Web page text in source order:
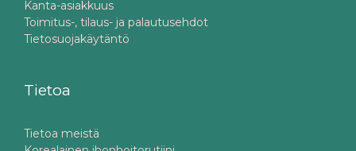
Kanta-asiakkuus
Toimitus-, tilaus- ja palautusehdot
Tietosuojakäytäntö
Tietoa
Tietoa meistä